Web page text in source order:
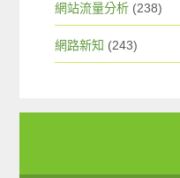
網站流量分析 (238)
網路新知 (243)